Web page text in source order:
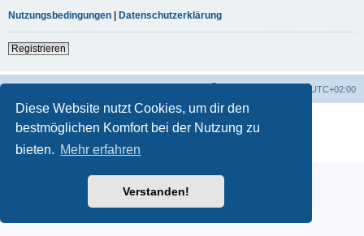
Diese Website nutzt Cookies, um dir den
bestmöglichen Komfort bei der Nutzung zu
bieten. Mehr erfahren
Verstanden!
Nutzungsbedingungen
Datenschutzerklärung
Registrieren
UTC+02:00
Deutsche Übersetzung durchphpBB.de
Datenschutz